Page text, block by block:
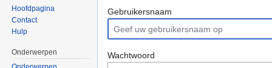
Gebruikersnaam
Wachtwoord
Hoofdpagina
Contact
Hulp
Onderwerpen